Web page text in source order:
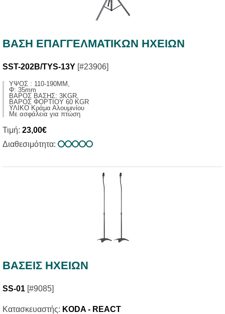
ΒΑΣΗ ΕΠΑΓΓΕΛΜΑΤΙΚΩΝ ΗΧΕΙΩΝ
SST-202B/TYS-13Y [#23906]
ΥΨΟΣ : 110-190MM,
Φ: 35mm
ΒΑΡΟΣ BAΣΗΣ: 3KGR,
ΒΑΡΟΣ ΦΟΡΤΙΟΥ 60 KGR
ΥΛΙΚΟ Κράμα Αλουμινίου
Με ασφάλεια για πτώση
Τιμή: 23,00€
Διαθεσιμότητα:
ΒΑΣΕΙΣ ΗΧΕΙΩΝ
SS-01 [#9085]
Κατασκευαστής: KODA - REACT